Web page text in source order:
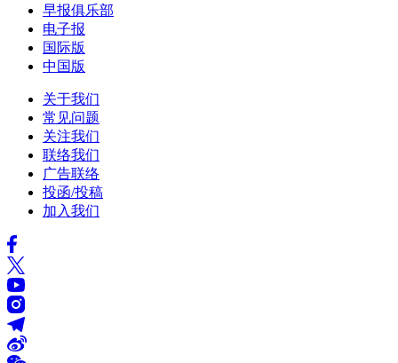
早报俱乐部
电子报
国际版
中国版
关于我们
常见问题
关注我们
联络我们
广告联络
投函/投稿
加入我们